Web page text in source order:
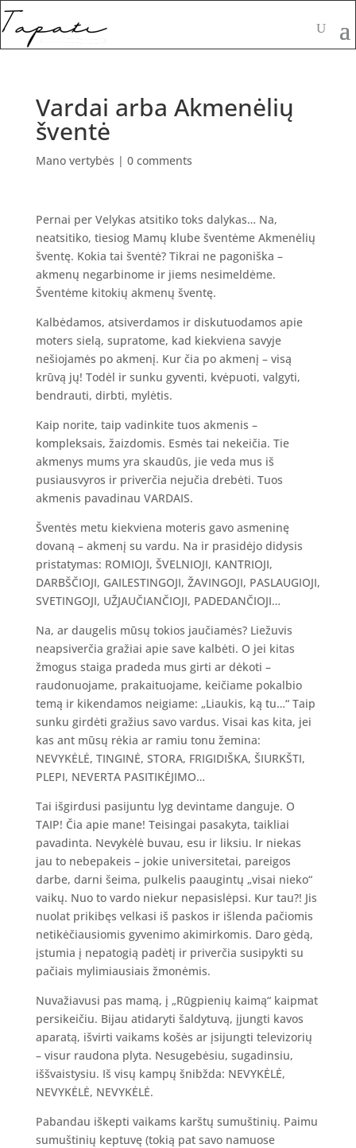
Vardai arba Akmenėlių
šventė
Mano vertybės | 0 comments
Pernai per Velykas atsitiko toks dalykas… Na,
neatsitiko, tiesiog Mamų klube šventėme Akmenėlių
šventę. Kokia tai šventė? Tikrai ne pagoniška –
akmenų negarbinome ir jiems nesimeldėme.
Šventėme kitokių akmenų šventę.
Kalbėdamos, atsiverdamos ir diskutuodamos apie
moters sielą, supratome, kad kiekviena savyje
nešiojamės po akmenį. Kur čia po akmenį – visą
krūvą jų! Todėl ir sunku gyventi, kvėpuoti, valgyti,
bendrauti, dirbti, mylėtis.
Kaip norite, taip vadinkite tuos akmenis –
kompleksais, žaizdomis. Esmės tai nekeičia. Tie
akmenys mums yra skaudūs, jie veda mus iš
pusiausvyros ir priverčia nejučia drebėti. Tuos
akmenis pavadinau VARDAIS.
Šventės metu kiekviena moteris gavo asmeninę
dovaną – akmenį su vardu. Na ir prasidėjo didysis
pristatymas: ROMIOJI, ŠVELNIOJI, KANTRIOJI,
DARBŠČIOJI, GAILESTINGOJI, ŽAVINGOJI, PASLAUGIOJI,
SVETINGOJI, UŽJAUČIANČIOJI, PADEDANČIOJI…
Na, ar daugelis mūsų tokios jaučiamės? Liežuvis
neapsiverčia gražiai apie save kalbėti. O jei kitas
žmogus staiga pradeda mus girti ar dėkoti –
raudonuojame, prakaituojame, keičiame pokalbio
temą ir kikendamos neigiame: „Liaukis, ką tu…“ Taip
sunku girdėti gražius savo vardus. Visai kas kita, jei
kas ant mūsų rėkia ar ramiu tonu žemina:
NEVYKĖLĖ, TINGINĖ, STORA, FRIGIDIŠKA, ŠIURKŠTI,
PLEPI, NEVERTA PASITIKĖJIMO…
Tai išgirdusi pasijuntu lyg devintame danguje. O
TAIP! Čia apie mane! Teisingai pasakyta, taikliai
pavadinta. Nevykėlė buvau, esu ir liksiu. Ir niekas
jau to nebepakeis – jokie universitetai, pareigos
darbe, darni šeima, pulkelis paaugintų „visai nieko“
vaikų. Nuo to vardo niekur nepasislėpsi. Kur tau?! Jis
nuolat prikibęs velkasi iš paskos ir išlenda pačiomis
netikėčiausiomis gyvenimo akimirkomis. Daro gėdą,
įstumia į nepatogią padėtį ir priverčia susipykti su
pačiais mylimiausiais žmonėmis.
Nuvažiavusi pas mamą, į „Rūgpienių kaimą“ kaipmat
persikeičiu. Bijau atidaryti šaldytuvą, įjungti kavos
aparatą, išvirti vaikams košės ar įsijungti televizorių
– visur raudona plyta. Nesugebėsiu, sugadinsiu,
iššvaistysiu. Iš visų kampų šnibžda: NEVYKĖLĖ,
NEVYKĖLĖ, NEVYKĖLĖ.
Pabandau iškepti vaikams karštų sumuštinių. Paimu
sumuštinių keptuvę (tokią pat savo namuose